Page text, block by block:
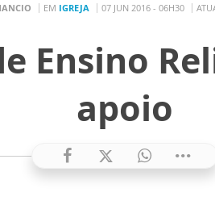
EM IGREJA 07 JUN 2016 - 06H30
Ensino
apoio